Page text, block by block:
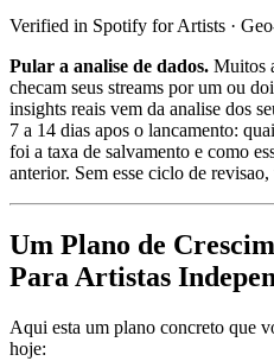
Verified in Spotify for Artists ·
Pular a analise de dados. Muitos
checam seus streams por um ou
insights reais vem da analise dos
7 a 14 dias apos o lancamento:
foi a taxa de salvamento e como
anterior. Sem esse ciclo de
Um Plano de
Para Artistas
Aqui esta um plano concreto que
hoje: